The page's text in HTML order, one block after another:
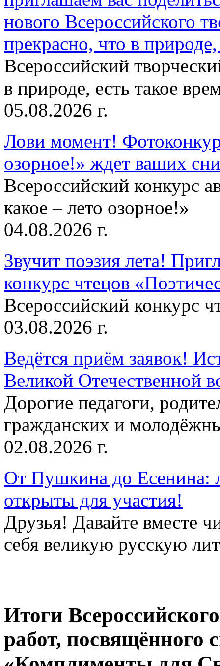
нового Всероссийского
прекрасно, что в
Всероссийский
в природе, есть такое
05.08.2026 г.
Лови момент!
озорное!» ждет ваших
Всероссийский конкурс
какое – лето озорное!»
04.08.2026 г.
Звучит поэзия лета!
конкурс чтецов
Всероссийский конкурс
03.08.2026 г.
Ведётся приём заявок!
Великой Отечественной
Дорогие педагоги,
гражданских и
02.08.2026 г.
От Пушкина до Есенина:
открыты для участия!
Друзья! Давайте вместе
себя великую русскую
Итоги
работ, посвящённого